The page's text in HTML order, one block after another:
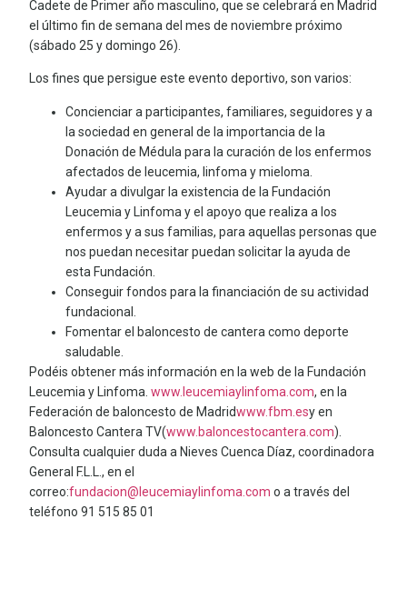
Cadete de Primer año masculino, que se celebrará en Madrid
el último fin de semana del mes de noviembre próximo
(sábado 25 y domingo 26).
Los fines que persigue este evento deportivo, son varios:
Concienciar a participantes, familiares, seguidores y a
la sociedad en general de la importancia de la
Donación de Médula para la curación de los enfermos
afectados de leucemia, linfoma y mieloma.
Ayudar a divulgar la existencia de la Fundación
Leucemia y Linfoma y el apoyo que realiza a los
enfermos y a sus familias, para aquellas personas que
nos puedan necesitar puedan solicitar la ayuda de
esta Fundación.
Conseguir fondos para la financiación de su actividad
fundacional.
Fomentar el baloncesto de cantera como deporte
saludable.
Podéis obtener más información en la web de la Fundación
Leucemia y Linfoma. www.leucemiaylinfoma.com, en la
Federación de baloncesto de Madridwww.fbm.esy en
Baloncesto Cantera TV(www.baloncestocantera.com).
Consulta cualquier duda a Nieves Cuenca Díaz, coordinadora
General F.L.L., en el
correo:fundacion@leucemiaylinfoma.com o a través del
teléfono 91 515 85 01